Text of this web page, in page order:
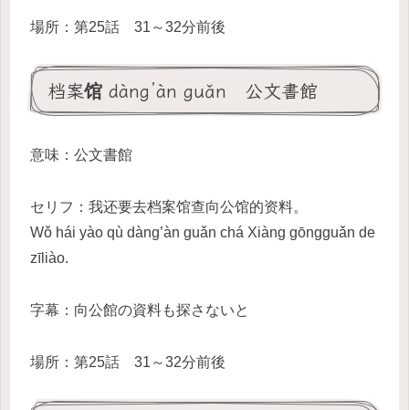
場所：第25話 31～32分前後
档案馆 dàng’àn guǎn 公文書館
意味：公文書館
セリフ：我还要去档案馆查向公馆的资料。
Wǒ hái yào qù dàng’àn guǎn chá Xiàng gōngguǎn de
zīliào.
字幕：向公館の資料も探さないと
場所：第25話 31～32分前後